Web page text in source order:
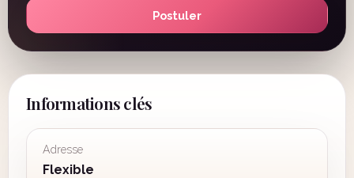
Postuler
Informations clés
Adresse
Flexible